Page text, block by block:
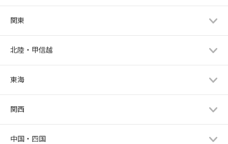
関東
北陸・甲信越
東海
関西
中国・四国